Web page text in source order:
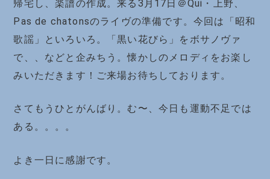
帰宅し、楽譜の作成。来る3月17日＠Qui・上野、
Pas de chatonsのライヴの準備です。今回は「昭和
歌謡」といろいろ。「黒い花びら」をボサノヴァ
で、、などと企みちう。懐かしのメロディをお楽し
みいただきます！ご来場お待ちしております。
さてもうひとがんばり。む〜、今日も運動不足では
ある。。。。
よき一日に感謝です。